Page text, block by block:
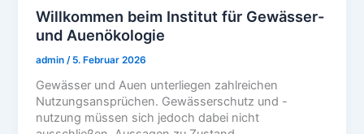
Willkommen beim Institut für Gewässer-
und Auenökologie
admin/ 5. Februar 2026
Gewässer und Auen unterliegen zahlreichen
Nutzungsansprüchen. Gewässerschutz und -
nutzung müssen sich jedoch dabei nicht